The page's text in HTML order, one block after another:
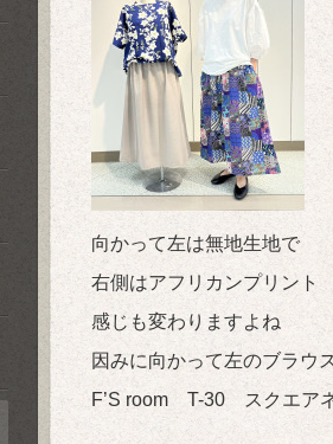
向かって左は無地生地で
右側はアフリカンプリント
感じも変わりますよね
因みに向かって左のブラウ
F’S room T-30 スクエア